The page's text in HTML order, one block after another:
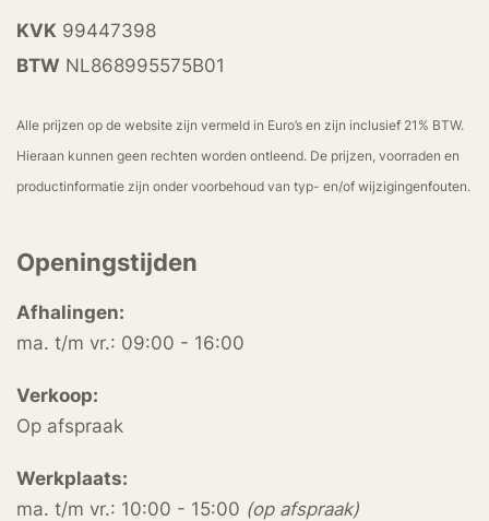
KVK 99447398
BTW NL868995575B01
Alle prijzen op de website zijn vermeld in Euro’s en zijn inclusief 21% BTW.
Hieraan kunnen geen rechten worden ontleend. De prijzen, voorraden en
productinformatie zijn onder voorbehoud van typ- en/of wijzigingenfouten.
Openingstijden
Afhalingen:
ma. t/m vr.: 09:00 - 16:00
Verkoop:
Op afspraak
Werkplaats:
ma. t/m vr.: 10:00 - 15:00 (op afspraak)